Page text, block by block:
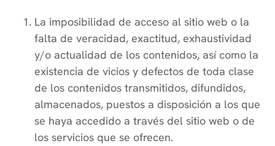
La imposibilidad de acceso al sitio web o la
falta de veracidad, exactitud, exhaustividad
y/o actualidad de los contenidos, así como la
existencia de vicios y defectos de toda clase
de los contenidos transmitidos, difundidos,
almacenados, puestos a disposición a los que
se haya accedido a través del sitio web o de
los servicios que se ofrecen.